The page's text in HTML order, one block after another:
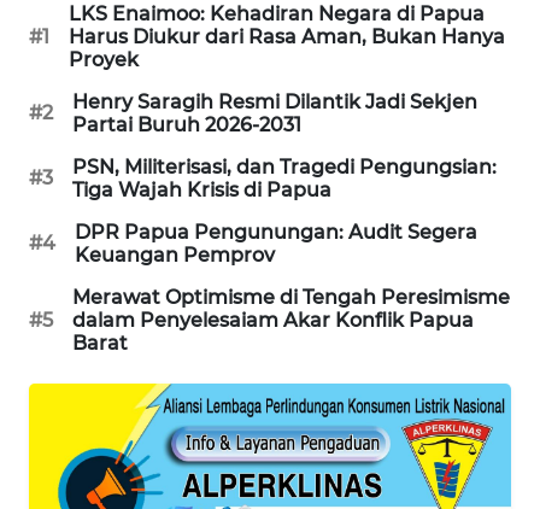
#1
LKS Enaimoo: Kehadiran Negara di Papua
Harus Diukur dari Rasa Aman, Bukan Hanya
Proyek
#2
Henry Saragih Resmi Dilantik Jadi Sekjen
Partai Buruh 2026-2031
#3
PSN, Militerisasi, dan Tragedi Pengungsian:
Tiga Wajah Krisis di Papua
#4
DPR Papua Pengunungan: Audit Segera
Keuangan Pemprov
#5
Merawat Optimisme di Tengah Peresimisme
dalam Penyelesaiam Akar Konflik Papua
Barat
KRT
NEWS
KARING
JURNAL
MARITIM
HUMBANG
NEWS
GARONGGANG
FISUELRI
ID